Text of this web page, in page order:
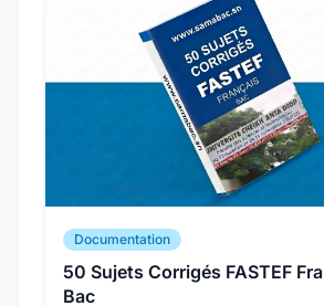
Documentation
50 Sujets Corrigés FASTEF
Bac